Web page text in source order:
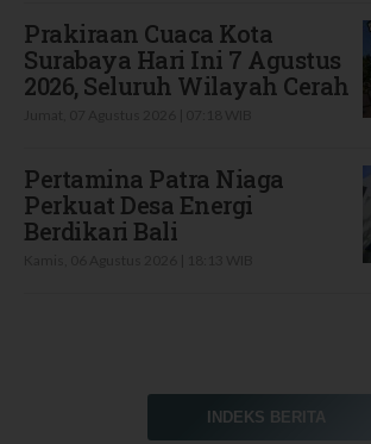
Prakiraan Cuaca Kota
Surabaya Hari Ini 7 Agustus
2026, Seluruh Wilayah Cerah
Pertamina Patra Niaga
Perkuat Desa Energi
Berdikari Bali
INDEKS BERITA